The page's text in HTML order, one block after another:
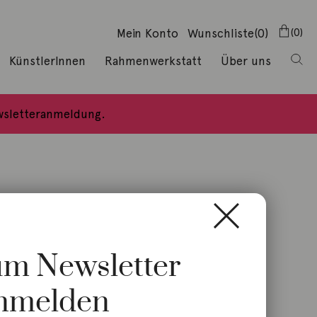
Mein Konto (0)
Wunschliste 0
KünstlerInnen Rahmenwerkstatt Über uns
Newsletter